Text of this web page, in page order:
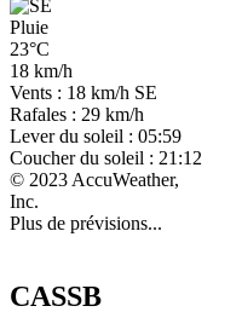
Pluie
23°C
18 km/h
Vents : 18 km/h SE
Rafales : 29 km/h
Lever du soleil : 05:59
Coucher du soleil : 21:12
© 2023 AccuWeather,
Inc.
Plus de prévisions...
CASSB